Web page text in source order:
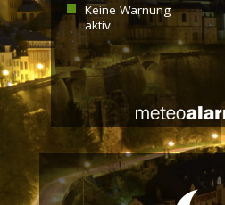
Keine Warnung
aktiv